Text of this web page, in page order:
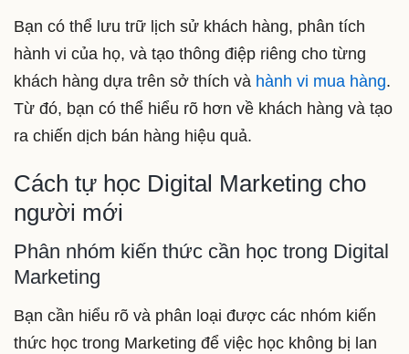
Bạn có thể lưu trữ lịch sử khách hàng, phân tích
hành vi của họ, và tạo thông điệp riêng cho từng
khách hàng dựa trên sở thích và hành vi mua hàng.
Từ đó, bạn có thể hiểu rõ hơn về khách hàng và tạo
ra chiến dịch bán hàng hiệu quả.
Cách tự học Digital Marketing cho
người mới
Phân nhóm kiến thức cần học trong Digital
Marketing
Bạn cần hiểu rõ và phân loại được các nhóm kiến
thức học trong Marketing để việc học không bị lan